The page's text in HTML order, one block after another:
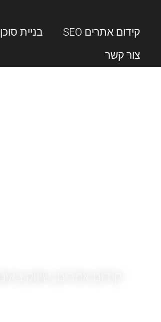
קידום אתרים SEO בניית סוכן AI AGENT מתקדם
צור קשר